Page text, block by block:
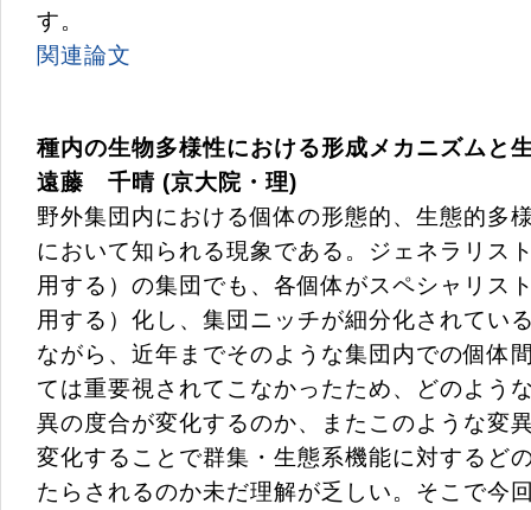
す。
関連論文
種内の生物多様性における形成メカニズムと
遠藤 千晴 (京大院・理)
野外集団内における個体の形態的、生態的多
において知られる現象である。ジェネラリス
用する）の集団でも、各個体がスペシャリス
用する）化し、集団ニッチが細分化されてい
ながら、近年までそのような集団内での個体
ては重要視されてこなかったため、どのよう
異の度合が変化するのか、またこのような変
変化することで群集・生態系機能に対するど
たらされるのか未だ理解が乏しい。そこで今